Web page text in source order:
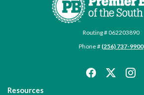
Routing # 062203890
Phone # (256) 737-9900
Resources